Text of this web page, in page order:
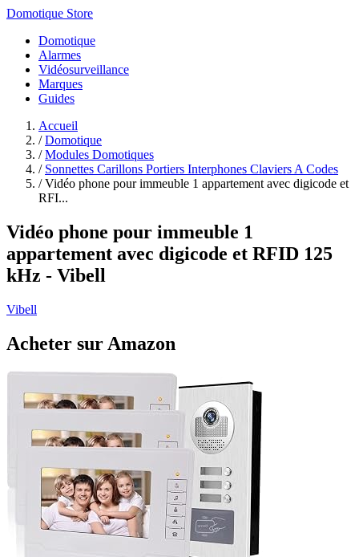
Domotique Store
Domotique
Alarmes
Vidéosurveillance
Marques
Guides
Accueil
/ Domotique
/ Modules Domotiques
/ Sonnettes Carillons Portiers Interphones Claviers A Codes
/ Vidéo phone pour immeuble 1 appartement avec digicode et
RFI...
Vidéo phone pour immeuble 1
appartement avec digicode et RFID 125
kHz - Vibell
Vibell
Acheter sur Amazon